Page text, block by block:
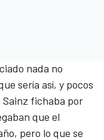
nada no
sería así, y pocos
fichaba por
que el
, pero lo que se